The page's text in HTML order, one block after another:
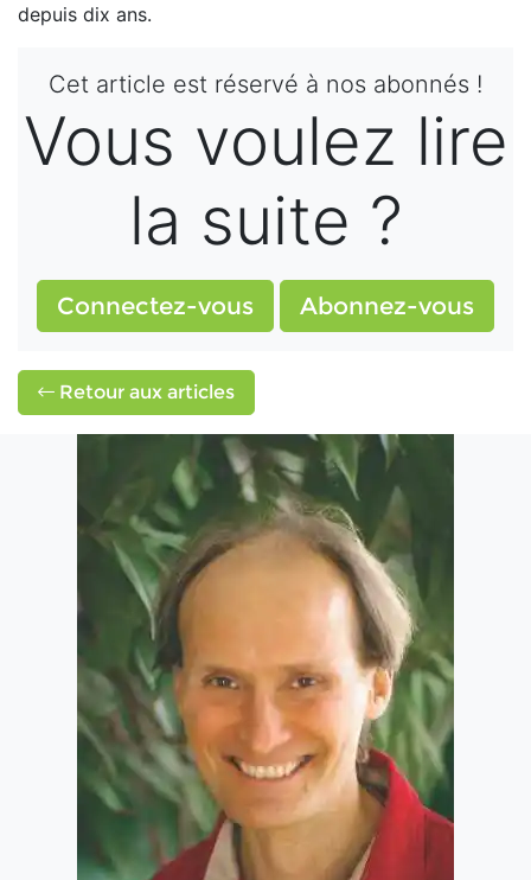
depuis dix ans.
Cet article est réservé à nos abonnés !
Vous voulez lire
la suite ?
Connectez-vous Abonnez-vous
Retour aux articles